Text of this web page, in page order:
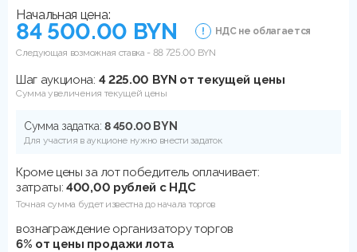
Начальная цена:
84 500.00 BYN
НДС не облагается
Следующая возможная ставка - 88 725.00BYN
Шаг аукциона: 4 225.00 BYN от текущей цены
Сумма увеличения текущей цены
Сумма задатка:8 450.00 BYN
Для участия в аукционе нужно внести задаток
Кроме цены за лот победитель оплачивает:
затраты: 400,00 рублей с НДС
Точная сумма будет известна до начала торгов
вознаграждение организатору торгов
6% от цены продажи лота